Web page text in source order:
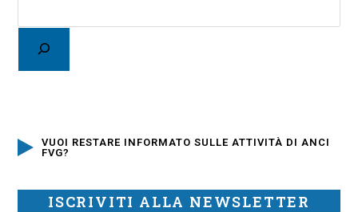
VUOI RESTARE INFORMATO SULLE ATTIVITÀ DI ANCI
FVG?
ISCRIVITI ALLA NEWSLETTER